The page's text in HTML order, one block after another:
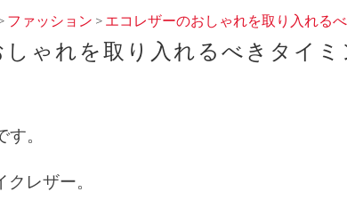
ファッション > エコレザーのおしゃれを取り入れる
ゃれを取り入れるべきタイ
す。
レザー。